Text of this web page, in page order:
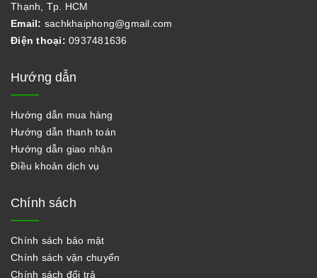
Thạnh, Tp. HCM
Email: sachkhaiphong@gmail.com
Điện thoại: 0937481636
Hướng dẫn
Hướng dẫn mua hàng
Hướng dẫn thanh toán
Hướng dẫn giao nhận
Điều khoản dịch vụ
Chính sách
Chính sách bảo mật
Chính sách vận chuyển
Chính sách đổi trả